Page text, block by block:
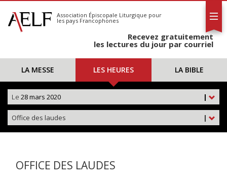
S'abonner
Calendrier
Association Épiscopale Liturgique pour
les pays Francophones
Recevez gratuitement
les lectures du jour par courriel
LA MESSE LES HEURES LA BIBLE
|
Le 28 mars 2020
|
Office des laudes
OFFICE DES LAUDES